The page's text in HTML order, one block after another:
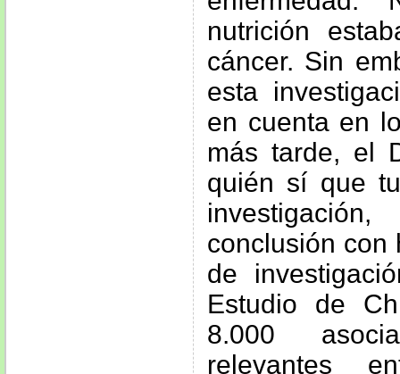
nutrición
cáncer. Sin
esta
en cuenta en
más tarde, el
quién sí que
conclusión con
de
Estudio de
8.000
relevantes